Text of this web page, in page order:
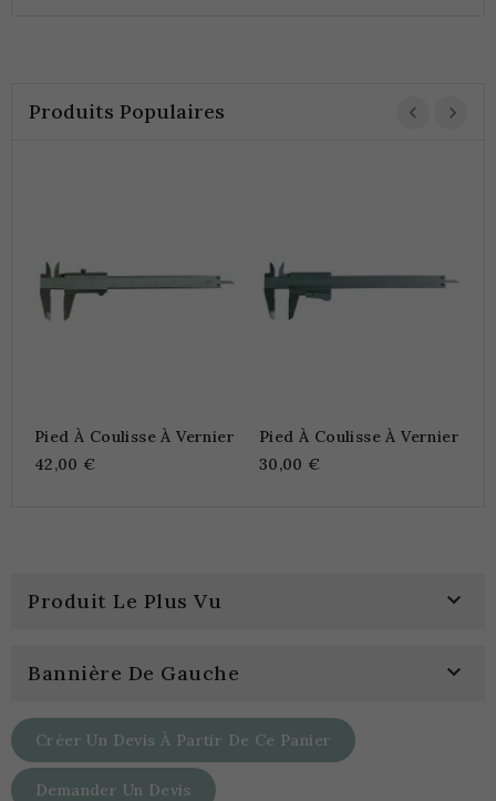
Produits Populaires
Pied À Coulisse À Vernier
42,00 €
Pied À Coulisse À Vernier
30,00 €
Produit Le Plus Vu 
Bannière De Gauche 
Créer Un Devis À Partir De Ce Panier
Demander Un Devis